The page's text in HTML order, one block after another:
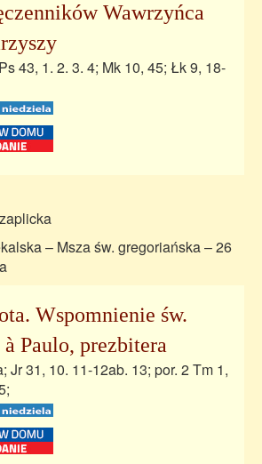
Wawrzyńca
43, 1. 2. 3. 4; Mk 10, 45; Łk 9, 18-
– Msza św. gregoriańska – 26
Wspomnienie św.
Paulo, prezbitera
Jr 31, 10. 11-12ab. 13; por. 2 Tm 1,